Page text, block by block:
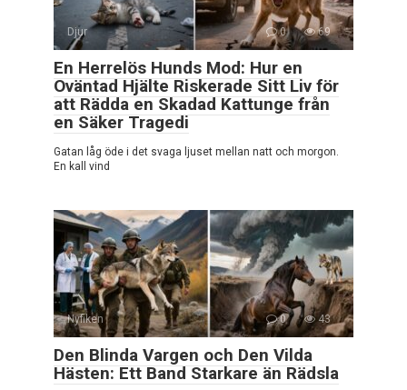
Djur 0 69
En Herrelös Hunds Mod: Hur en
Oväntad Hjälte Riskerade Sitt Liv för
att Rädda en Skadad Kattunge från
en Säker Tragedi
Gatan låg öde i det svaga ljuset mellan natt och morgon.
En kall vind
Nyfiken 0 43
Den Blinda Vargen och Den Vilda
Hästen: Ett Band Starkare än Rädsla